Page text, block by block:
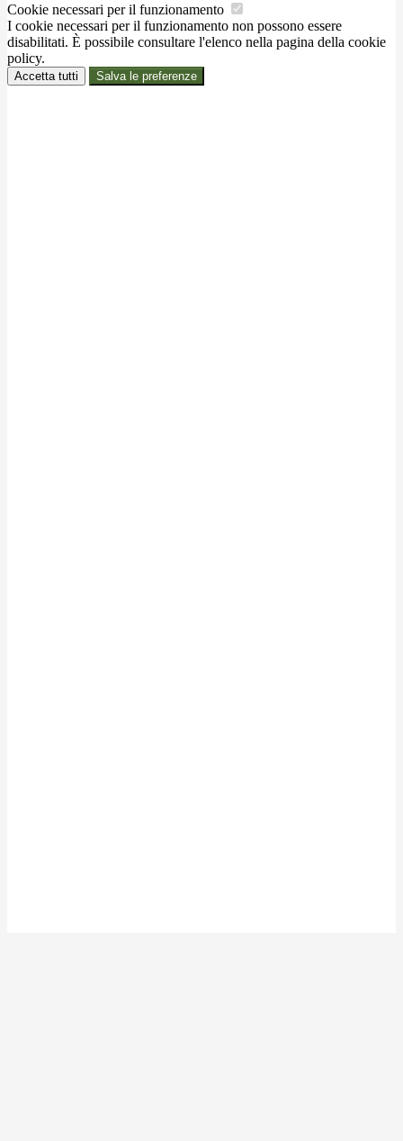
Cookie necessari per il funzionamento
I cookie necessari per il funzionamento non possono essere
disabilitati. È possibile consultare l'elenco nella pagina della cookie
policy.
Accetta tutti Salva le preferenze